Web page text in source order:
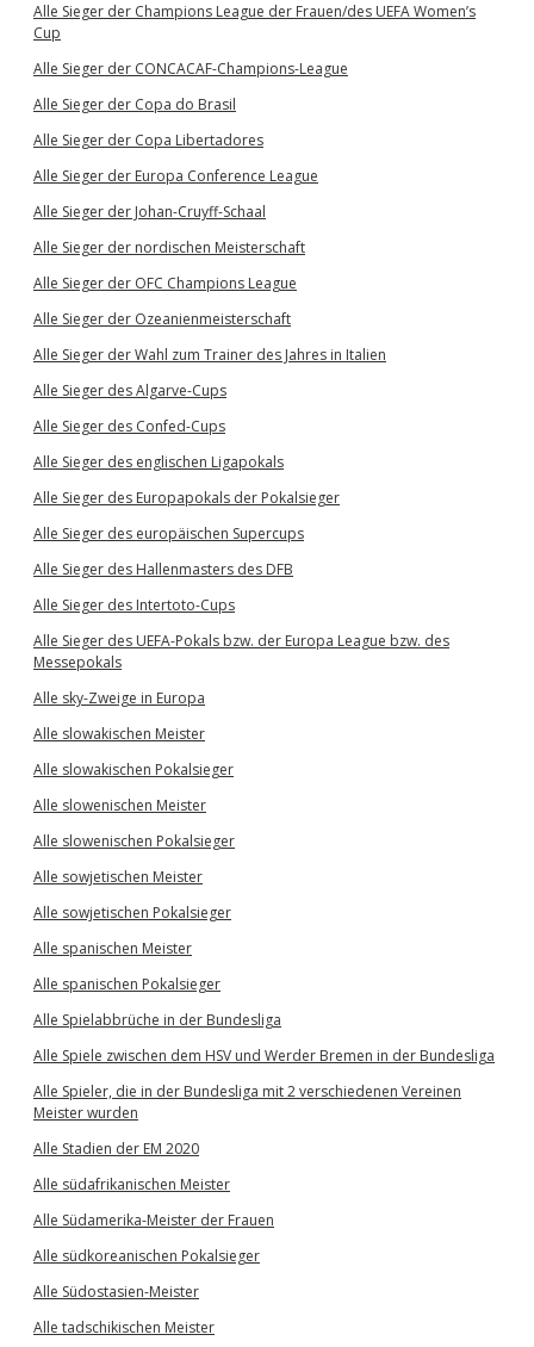
Alle Sieger der Champions League der Frauen/des UEFA Women’s
Cup
Alle Sieger der CONCACAF-Champions-League
Alle Sieger der Copa do Brasil
Alle Sieger der Copa Libertadores
Alle Sieger der Europa Conference League
Alle Sieger der Johan-Cruyff-Schaal
Alle Sieger der nordischen Meisterschaft
Alle Sieger der OFC Champions League
Alle Sieger der Ozeanienmeisterschaft
Alle Sieger der Wahl zum Trainer des Jahres in Italien
Alle Sieger des Algarve-Cups
Alle Sieger des Confed-Cups
Alle Sieger des englischen Ligapokals
Alle Sieger des Europapokals der Pokalsieger
Alle Sieger des europäischen Supercups
Alle Sieger des Hallenmasters des DFB
Alle Sieger des Intertoto-Cups
Alle Sieger des UEFA-Pokals bzw. der Europa League bzw. des
Messepokals
Alle sky-Zweige in Europa
Alle slowakischen Meister
Alle slowakischen Pokalsieger
Alle slowenischen Meister
Alle slowenischen Pokalsieger
Alle sowjetischen Meister
Alle sowjetischen Pokalsieger
Alle spanischen Meister
Alle spanischen Pokalsieger
Alle Spielabbrüche in der Bundesliga
Alle Spiele zwischen dem HSV und Werder Bremen in der Bundesliga
Alle Spieler, die in der Bundesliga mit 2 verschiedenen Vereinen
Meister wurden
Alle Stadien der EM 2020
Alle südafrikanischen Meister
Alle Südamerika-Meister der Frauen
Alle südkoreanischen Pokalsieger
Alle Südostasien-Meister
Alle tadschikischen Meister